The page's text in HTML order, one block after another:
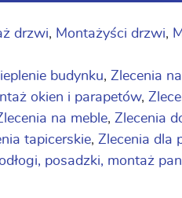
drzwi, Montażyści drzwi,
budynku, Zlecenia
okien i parapetów,
na meble, Zlecenia
tapicerskie, Zlecenia dla
posadzki, montaż